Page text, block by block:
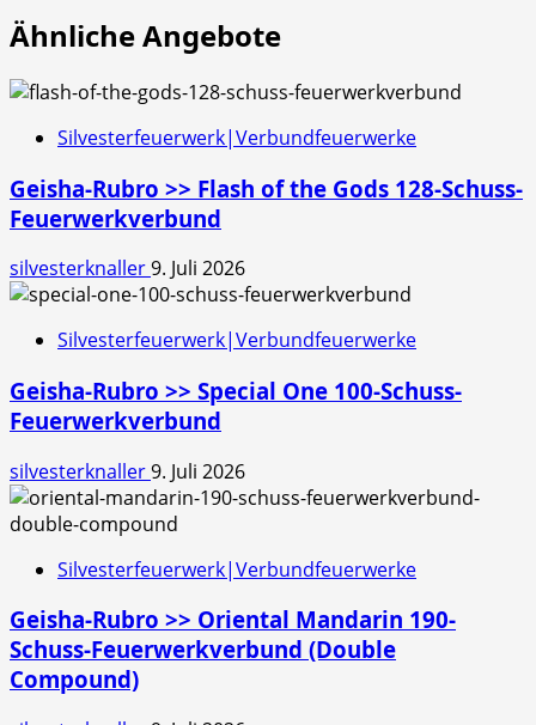
Ähnliche Angebote
Silvesterfeuerwerk|Verbundfeuerwerke
Geisha-Rubro >> Flash of the Gods 128-Schuss-
Feuerwerkverbund
silvesterknaller9. Juli 2026
Silvesterfeuerwerk|Verbundfeuerwerke
Geisha-Rubro >> Special One 100-Schuss-
Feuerwerkverbund
silvesterknaller9. Juli 2026
Silvesterfeuerwerk|Verbundfeuerwerke
Geisha-Rubro >> Oriental Mandarin 190-
Schuss-Feuerwerkverbund (Double
Compound)